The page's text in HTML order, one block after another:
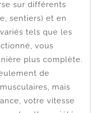
sur différents
sentiers) et en
tels que les
vous
plus complète.
de
mais
votre vitesse